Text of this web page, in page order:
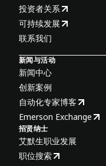
投资者关系
可持续发展
联系我们
新闻与活动
新闻中心
创新案例
自动化专家博客
Emerson Exchange
招贤纳士
艾默生职业发展
职位搜索